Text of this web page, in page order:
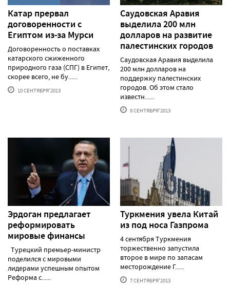
Катар прервал
договоренности с
Египтом из-за Мурси
Договоренность о поставках
катарского сжиженного
природного газа (СПГ) в Египет,
скорее всего, не бу......
10 СЕНТЯБРЯ'2013
Саудовская Аравия
выделила 200 млн
долларов на развитие
палестинских городов
Саудовская Аравия выделила
200 млн долларов на
поддержку палестинских
городов. Об этом стало
известн......
8 СЕНТЯБРЯ'2013
Эрдоган предлагает
реформировать
мировые финансы
Турецкий премьер-министр
поделился с мировыми
лидерами успешным опытом
Реформа с......
Туркмения увела Китай
из под носа Газпрома
4 сентября Туркмения
торжественно запустила
второе в мире по запасам
месторождение Г......
7 СЕНТЯБРЯ'2013